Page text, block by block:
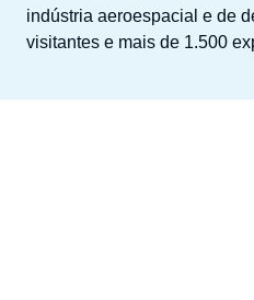
indústria aeroespacial e de
visitantes e mais de 1.500